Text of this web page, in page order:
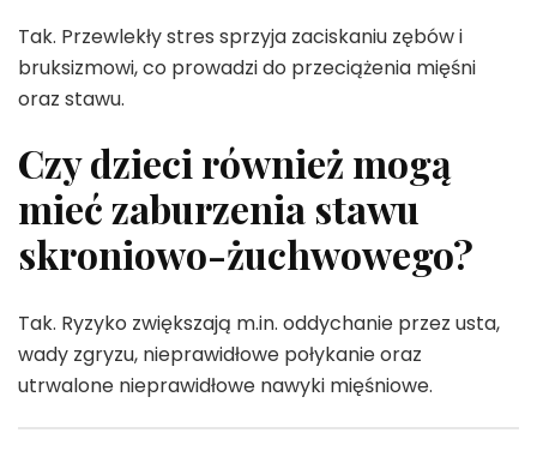
Tak. Przewlekły stres sprzyja zaciskaniu zębów i
bruksizmowi, co prowadzi do przeciążenia mięśni
oraz stawu.
Czy dzieci również mogą
mieć zaburzenia stawu
skroniowo-żuchwowego?
Tak. Ryzyko zwiększają m.in. oddychanie przez usta,
wady zgryzu, nieprawidłowe połykanie oraz
utrwalone nieprawidłowe nawyki mięśniowe.